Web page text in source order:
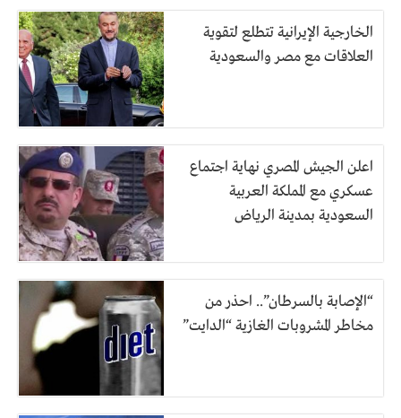
الخارجية الإيرانية تتطلع لتقوية
العلاقات مع مصر والسعودية
اعلن الجيش المصري نهاية اجتماع
عسكري مع المملكة العربية
السعودية بمدينة الرياض
“الإصابة بالسرطان”.. احذر من
مخاطر المشروبات الغازية “الدايت”